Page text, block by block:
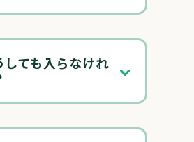
ても入らなけれ